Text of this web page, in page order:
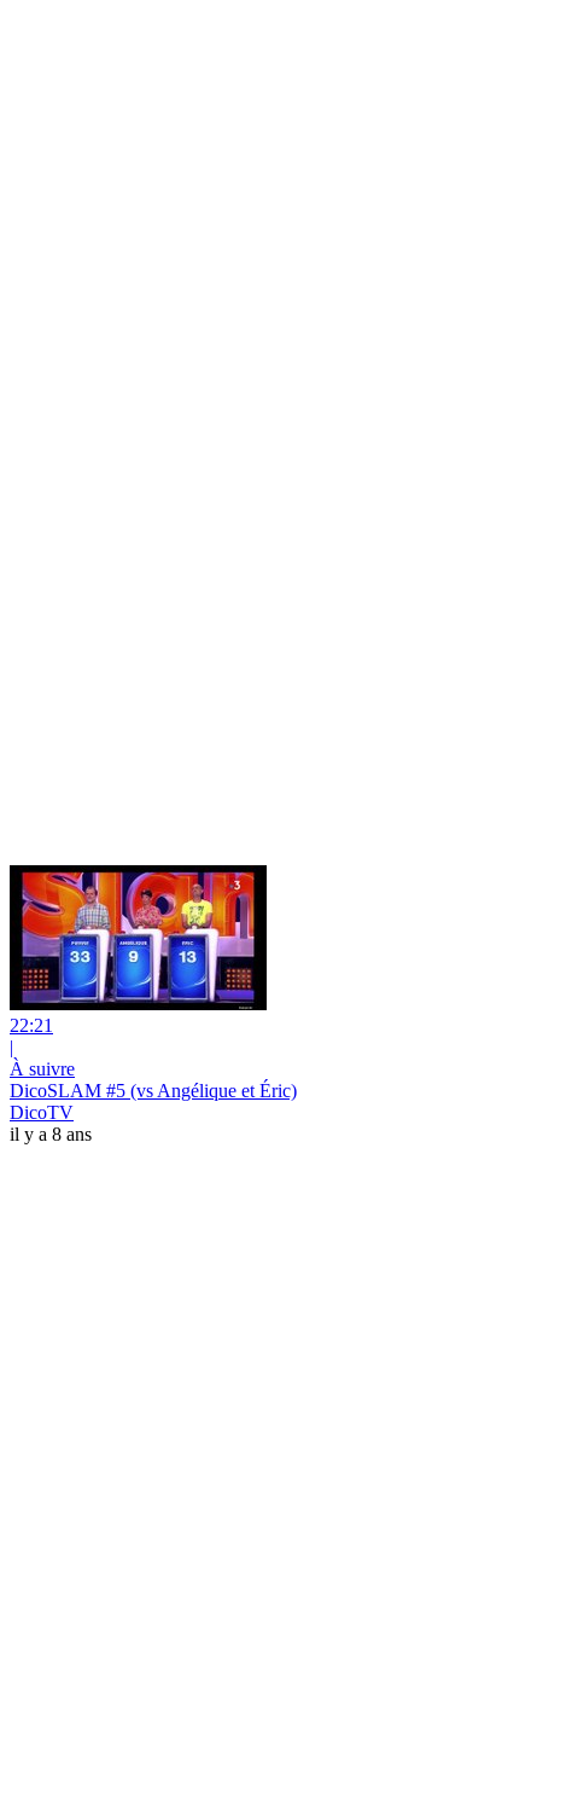
22:21
|
À suivre
DicoSLAM #5 (vs Angélique et Éric)
DicoTV
il y a 8 ans